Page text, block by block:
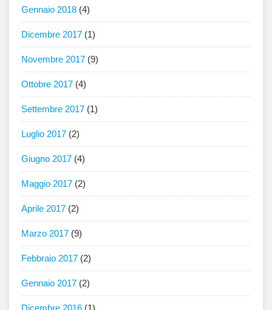
Gennaio 2018 (4)
Dicembre 2017 (1)
Novembre 2017 (9)
Ottobre 2017 (4)
Settembre 2017 (1)
Luglio 2017 (2)
Giugno 2017 (4)
Maggio 2017 (2)
Aprile 2017 (2)
Marzo 2017 (9)
Febbraio 2017 (2)
Gennaio 2017 (2)
Dicembre 2016 (1)